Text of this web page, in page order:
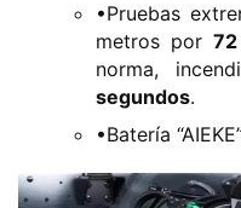
•Pruebas
metros por ​
norma,
segundos​​.
•Batería